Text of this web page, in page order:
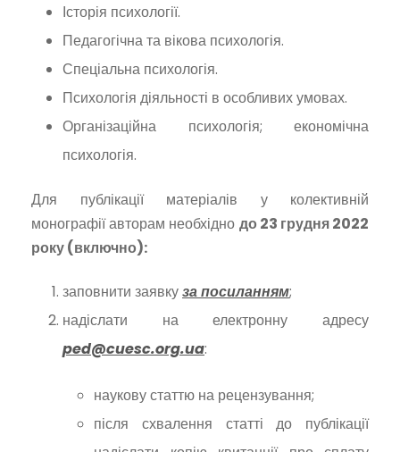
Історія психології.
Педагогічна та вікова психологія.
Спеціальна психологія.
Психологія діяльності в особливих умовах.
Організаційна психологія; економічна
психологія.
Для публікації матеріалів у колективній
монографії авторам необхідно до 23 грудня 2022
року (включно):
заповнити заявкуза посиланням;
надіслати на електронну адресу
ped@cuesc.org.ua:
наукову статтю на рецензування;
після схвалення статті до публікації